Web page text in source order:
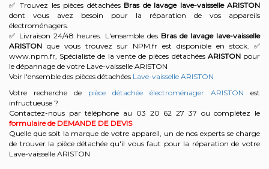
✅ Trouvez les pièces détachées Bras de lavage lave-vaisselle ARISTON
dont vous avez besoin pour la réparation de vos appareils
électroménagers.
✅ Livraison 24/48 heures. L'ensemble des Bras de lavage lave-vaisselle
ARISTON que vous trouvez sur NPM.fr est disponible en stock. ✅
www.npm.fr, Spécialiste de la vente de pièces détachées ARISTONpour
le dépannage de votre Lave-vaisselle ARISTON
Voir l'ensemble des pièces détachées Lave-vaisselle ARISTON
Votre recherche de pièce détachée électroménager ARISTON est
infructueuse ?
Contactez-nous par téléphone au 03 20 62 27 37 ou complétez le
formulaire de DEMANDE DE DEVIS
Quelle que soit la marque de votre appareil, un de nos experts se charge
de trouver la pièce détachée qu'il vous faut pour la réparation de votre
Lave-vaisselle ARISTON